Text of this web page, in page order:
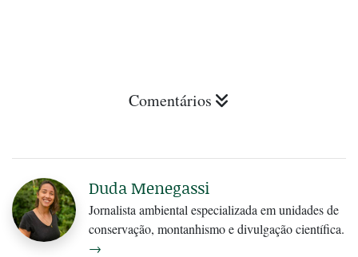
Comentários
Duda Menegassi
Jornalista ambiental especializada em unidades de
conservação, montanhismo e divulgação científica.
→